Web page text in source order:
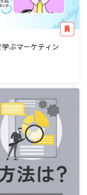
学ぶマーケティン